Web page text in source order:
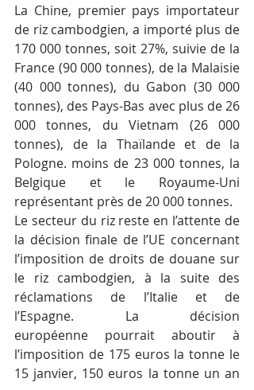
La Chine, premier pays importateur
de riz cambodgien, a importé plus de
170 000 tonnes, soit 27%, suivie de la
France (90 000 tonnes), de la Malaisie
(40 000 tonnes), du Gabon (30 000
tonnes), des Pays-Bas avec plus de 26
000 tonnes, du Vietnam (26 000
tonnes), de la Thaïlande et de la
Pologne. moins de 23 000 tonnes, la
Belgique et le Royaume-Uni
représentant près de 20 000 tonnes.
Le secteur du riz reste en l’attente de
la décision finale de l’UE concernant
l’imposition de droits de douane sur
le riz cambodgien, à la suite des
réclamations de l’Italie et de
l’Espagne. La décision
européenne pourrait aboutir à
l’imposition de 175 euros la tonne le
15 janvier, 150 euros la tonne un an